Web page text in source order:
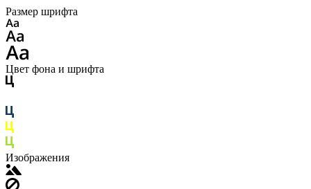
Размер шрифта
Цвет фона и шрифта
Изображения